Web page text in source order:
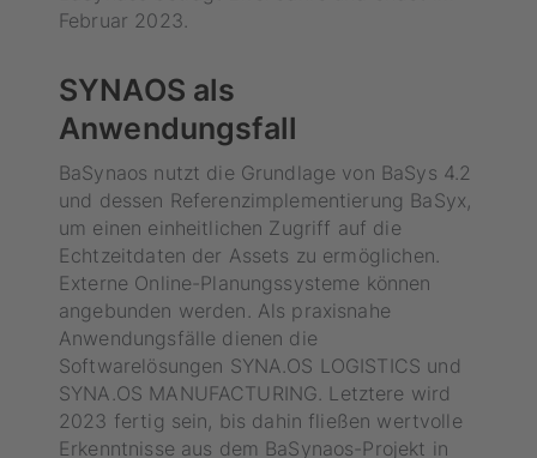
Februar 2023.
SYNAOS als
Anwendungsfall
BaSynaos nutzt die Grundlage von BaSys 4.2
und dessen Referenzimplementierung BaSyx,
um einen einheitlichen Zugriff auf die
Echtzeitdaten der Assets zu ermöglichen.
Externe Online-Planungssysteme können
angebunden werden. Als praxisnahe
Anwendungsfälle dienen die
Softwarelösungen SYNA.OS LOGISTICS und
SYNA.OS MANUFACTURING. Letztere wird
2023 fertig sein, bis dahin fließen wertvolle
Erkenntnisse aus dem BaSynaos-Projekt in